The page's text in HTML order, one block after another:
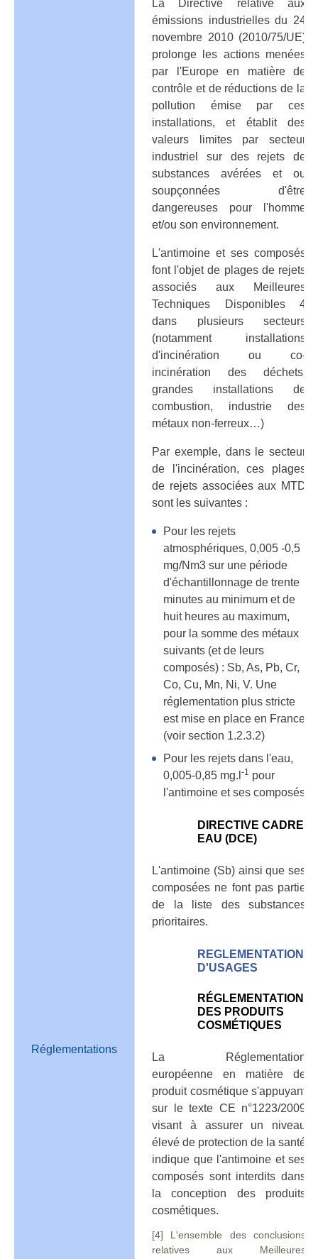
Réglementations
La Directive relative aux
émissions industrielles du 24
novembre 2010 (2010/75/UE)
prolonge les actions menées
par l'Europe en matière de
contrôle et de réductions de la
pollution émise par ces
installations, et établit des
valeurs limites par secteur
industriel sur des rejets de
substances avérées et ou
soupçonnées d'être
dangereuses pour l'homme
et/ou son environnement.
L'antimoine et ses composés
font l'objet de plages de rejets
associés aux Meilleures
Techniques Disponibles 4
dans plusieurs secteurs
(notamment installations
d'incinération ou co-
incinération des déchets,
grandes installations de
combustion, industrie des
métaux non-ferreux…)
Par exemple, dans le secteur
de l'incinération, ces plages
de rejets associées aux MTD
sont les suivantes :
Pour les rejets
atmosphériques, 0,005 -0,5
mg/Nm3 sur une période
d'échantillonnage de trente
minutes au minimum et de
huit heures au maximum,
pour la somme des métaux
suivants (et de leurs
composés) : Sb, As, Pb, Cr,
Co, Cu, Mn, Ni, V. Une
réglementation plus stricte
est mise en place en France
(voir section 1.2.3.2)
Pour les rejets dans l'eau,
0,005-0,85 mg.l -1 pour
l'antimoine et ses composés
DIRECTIVE CADRE
EAU (DCE)
L'antimoine (Sb) ainsi que ses
composées ne font pas partie
de la liste des substances
prioritaires.
REGLEMENTATION
D'USAGES
RÉGLEMENTATION
DES PRODUITS
COSMÉTIQUES
La Réglementation
européenne en matière de
produit cosmétique s'appuyant
sur le texte CE n°1223/2009
visant à assurer un niveau
élevé de protection de la santé
indique que l'antimoine et ses
composés sont interdits dans
la conception des produits
cosmétiques.
[4] L'ensemble des conclusions
relatives aux Meilleures